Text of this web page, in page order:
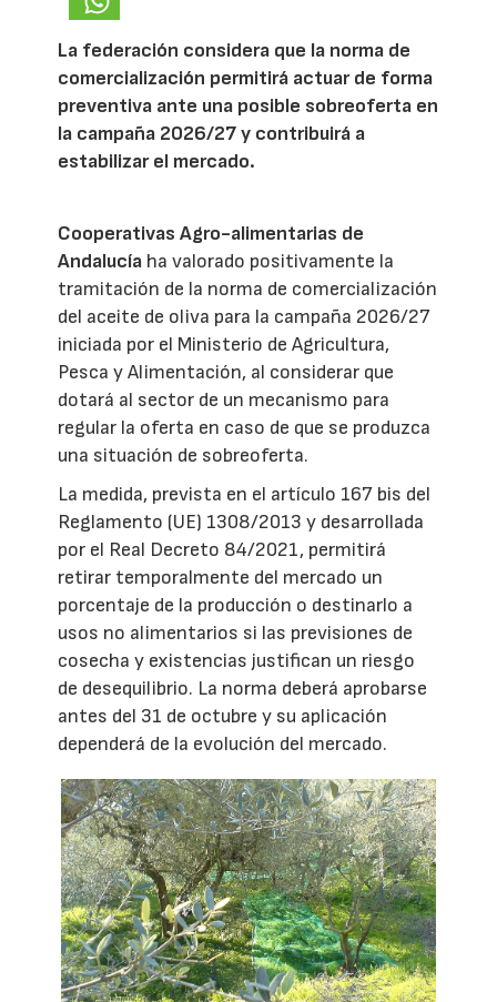
La federación considera que la norma de
comercialización permitirá actuar de forma
preventiva ante una posible sobreoferta en
la campaña 2026/27 y contribuirá a
estabilizar el mercado.
Cooperativas Agro-alimentarias de
Andalucía ha valorado positivamente la
tramitación de la norma de comercialización
del aceite de oliva para la campaña 2026/27
iniciada por el Ministerio de Agricultura,
Pesca y Alimentación, al considerar que
dotará al sector de un mecanismo para
regular la oferta en caso de que se produzca
una situación de sobreoferta.
La medida, prevista en el artículo 167 bis del
Reglamento (UE) 1308/2013 y desarrollada
por el Real Decreto 84/2021, permitirá
retirar temporalmente del mercado un
porcentaje de la producción o destinarlo a
usos no alimentarios si las previsiones de
cosecha y existencias justifican un riesgo
de desequilibrio. La norma deberá aprobarse
antes del 31 de octubre y su aplicación
dependerá de la evolución del mercado.